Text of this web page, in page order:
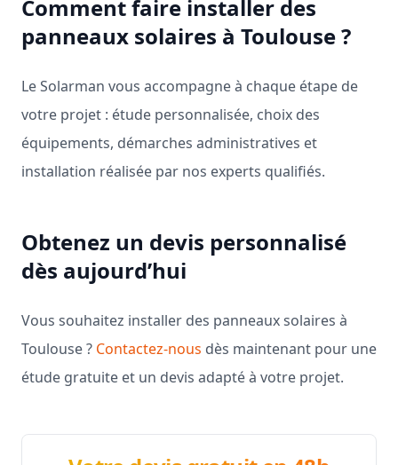
Comment faire installer des
panneaux solaires à Toulouse ?
Le Solarman vous accompagne à chaque étape de
votre projet : étude personnalisée, choix des
équipements, démarches administratives et
installation réalisée par nos experts qualifiés.
Obtenez un devis personnalisé
dès aujourd’hui
Vous souhaitez installer des panneaux solaires à
Toulouse ? Contactez-nous dès maintenant pour une
étude gratuite et un devis adapté à votre projet.